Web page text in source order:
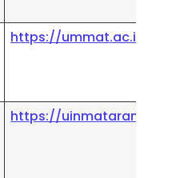
https://ummat.ac.id/
https://